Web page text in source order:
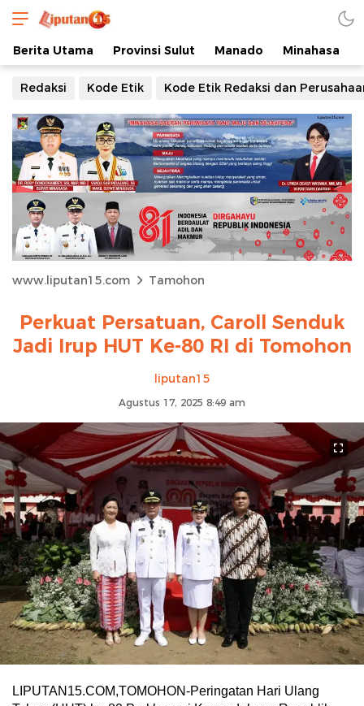
Berita Utama Provinsi Sulut Manado Minahasa
Redaksi Kode Etik Kode Etik Redaksi dan
www.liputan15.com Tamohon
Perkuat Persatuan, Caroll Senduk
Jadi Irup HUT Ke-80 RI di Tomohon
liputan15
Agustus 17, 2025 8:49 am
LIPUTAN15.COM,TOMOHON-Peringatan Hari Ulang